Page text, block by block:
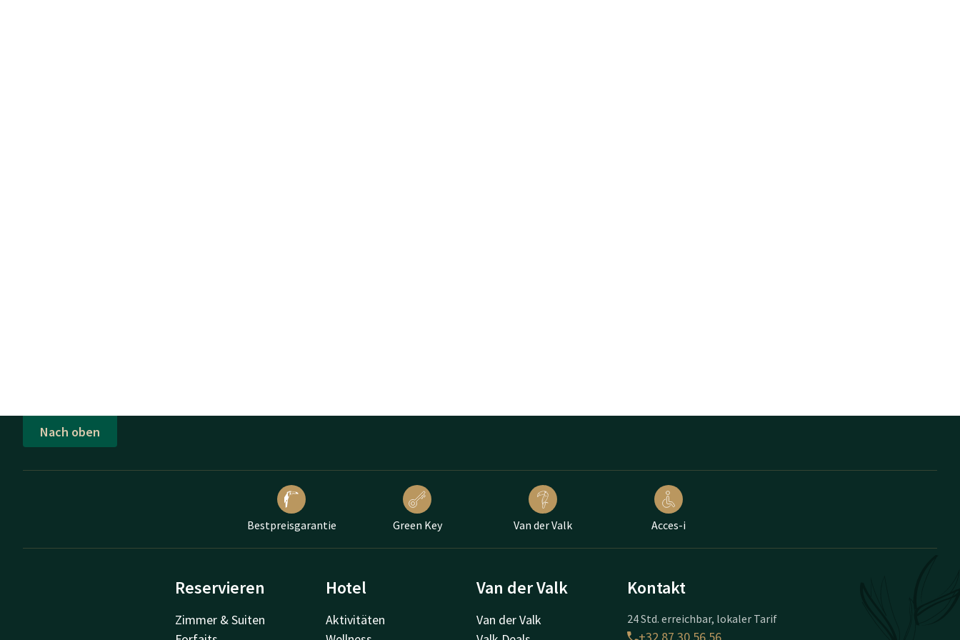
Nach oben
Bestpreisgarantie Green Key Van der Valk Acces-i
Reservieren
Zimmer & Suiten
Hotel
Aktivitäten
Van der Valk
Van der Valk
Kontakt
24 Std. erreichbar, lokaler Tarif